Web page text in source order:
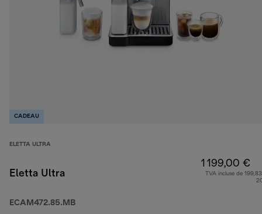
CADEAU
ELETTA ULTRA
Eletta Ultra
ECAM472.85.MB
1 199,00 €
TVA incluse de